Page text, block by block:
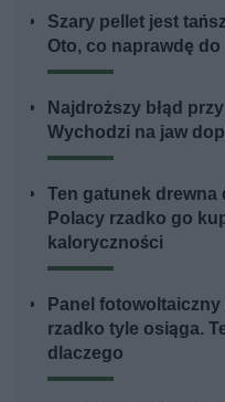
Szary pellet jest
Oto, co naprawdę
Najdroższy błąd
Wychodzi na jaw
Ten gatunek drewna
Polacy rzadko go
kaloryczności
Panel fotowoltaiczny
rzadko tyle osiąga.
dlaczego